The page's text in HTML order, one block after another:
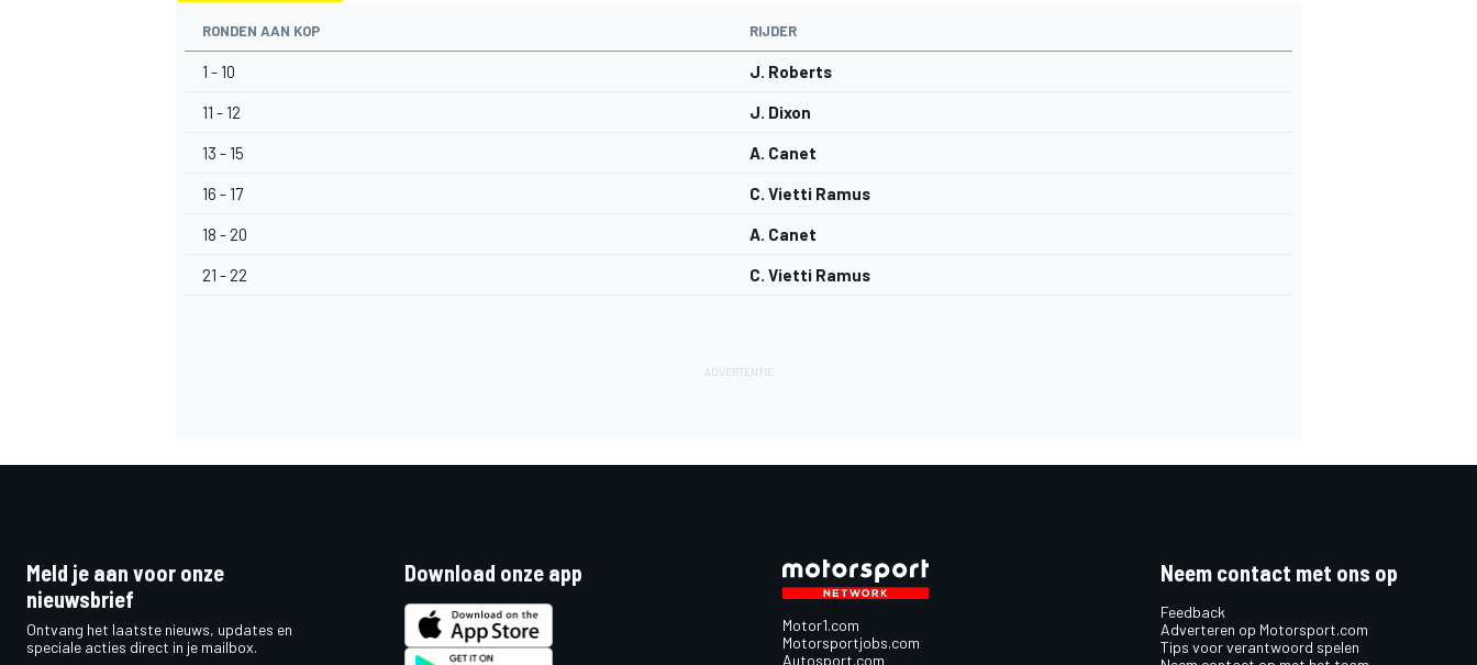
RONDEN AAN KOP RIJDER
1 - 10 J. Roberts
11 - 12 J. Dixon
13 - 15 A. Canet
16 - 17 C. Vietti Ramus
18 - 20 A. Canet
21 - 22 C. Vietti Ramus
Meld je aan voor onze
nieuwsbrief
Ontvang het laatste nieuws, updates en
speciale acties direct in je mailbox.
Download onze app
Motor1.com
Motorsportjobs.com
Autosport.com
Neem contact met ons op
Feedback
Adverteren op Motorsport.com
Tips voor verantwoord spelen